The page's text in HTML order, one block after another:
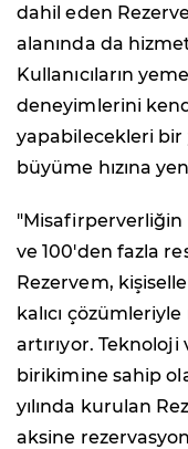
dahil eden
alanında da
Kullanıcıların
deneyimlerini
yapabilecekleri bir
büyüme hızına
"Misafirperverliğin
ve 100'den fazla
Rezervem,
kalıcı
artırıyor. Teknoloji
birikimine sahip
yılında kurulan
aksine